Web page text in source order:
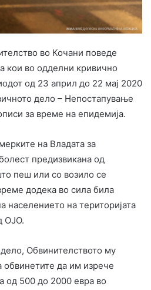
во Кочани поведе
кои во одделни кривично
од 23 април до 22 мај 2020
дело – Непостапување
за време на епидемија.
на Владата за
предизвикана од
пеш или со возило се
додека во сила била
населението на територијата
ОЈО.
Обвинителството му
да им изрече
од 500 до 2000 евра во